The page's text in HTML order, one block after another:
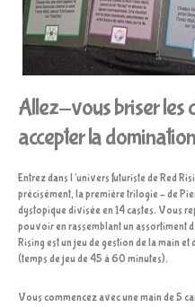
Allez-vous briser les
accepter la
Entrez dans l’univers futuriste de Red
précisément, la première trilogie – de
dystopique divisée en 14 castes. Vous
pouvoir en rassemblant un assortiment
Rising est un jeu de gestion de la main
(temps de jeu de 45 à 60 minutes).
Vous commencez avec une main de 5